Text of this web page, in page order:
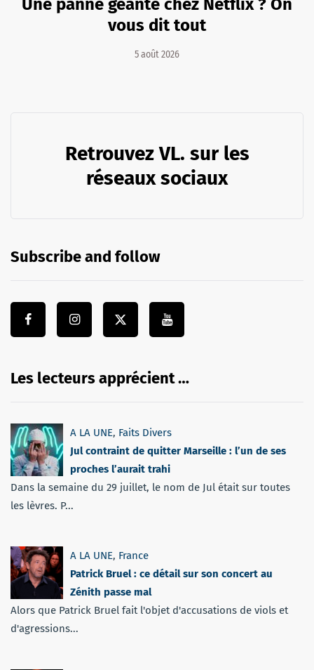
Une panne géante chez Netflix ? On
vous dit tout
5 août 2026
Retrouvez VL. sur les
réseaux sociaux
Subscribe and follow
Les lecteurs apprécient …
A LA UNE, Faits Divers
Jul contraint de quitter Marseille : l’un de ses
proches l’aurait trahi
Dans la semaine du 29 juillet, le nom de Jul était sur toutes
les lèvres. P...
A LA UNE, France
Patrick Bruel : ce détail sur son concert au
Zénith passe mal
Alors que Patrick Bruel fait l'objet d'accusations de viols et
d'agressions...